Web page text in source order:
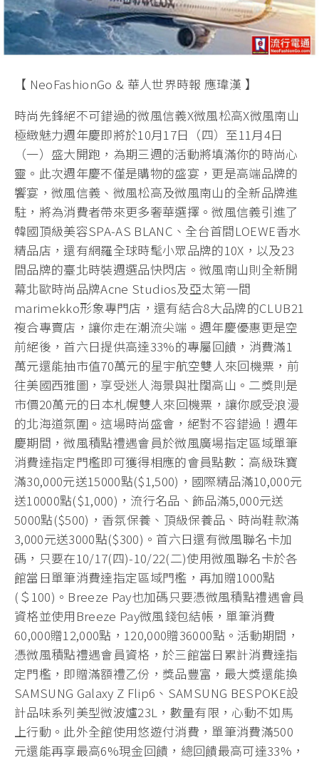
【 NeoFashionGo & 華人世界時報 應瑋漢 】
時尚先鋒絕不可錯過的微風信義X微風松高X微風南山
極緻魅力週年慶即將於10月17日（四）至11月4日
（一）盛大開跑，為期三週的活動將填滿你的時尚心
靈。此次週年慶不僅是購物的盛宴，更是高端品牌的
饗宴，微風信義、微風松高及微風南山的全新品牌進
駐，將為消費者帶來更多奢華選擇。微風信義引進了
韓國頂級美容SPA-AS BLANC、全台首間LOEWE香水
精品店，還有網羅全球時髦小眾品牌的10X，以及23
間品牌的臺北時裝週選品快閃店。微風南山則全新開
幕北歐時尚品牌Acne Studios及亞太第一間
marimekko形象專門店，還有結合8大品牌的CLUB21
複合專賣店，讓你走在潮流尖端。週年慶優惠更是空
前絕後，首六日提供高達33%的專屬回饋，消費滿1
萬元還能抽市值70萬元的星宇航空雙人來回機票，前
往美國西雅圖，享受迷人海景與壯闊高山。二獎則是
市價20萬元的日本札幌雙人來回機票，讓你感受浪漫
的北海道氛圍。這場時尚盛會，絕對不容錯過！週年
慶期間，微風積點禮遇會員於微風廣場指定區域單筆
消費達指定門檻即可獲得相應的會員點數：高級珠寶
滿30,000元送15000點($1,500)，國際精品滿10,000元
送10000點($1,000)，流行名品、飾品滿5,000元送
5000點($500)，香氛保養、頂級保養品、時尚鞋款滿
3,000元送3000點($300)。首六日還有微風聯名卡加
碼，只要在10/17(四)-10/22(二)使用微風聯名卡於各
館當日單筆消費達指定區域門檻，再加贈1000點
(＄100)。Breeze Pay也加碼只要憑微風積點禮遇會員
資格並使用Breeze Pay微風錢包結帳，單筆消費
60,000贈12,000點，120,000贈36000點。活動期間，
憑微風積點禮遇會員資格，於三館當日累計消費達指
定門檻，即贈滿額禮乙份，獎品豐富，最大獎還能換
SAMSUNG Galaxy Z Flip6、SAMSUNG BESPOKE設
計品味系列美型微波爐23L，數量有限，心動不如馬
上行動。此外全館使用悠遊付消費，單筆消費滿500
元還能再享最高6%現金回饋，總回饋最高可達33%，